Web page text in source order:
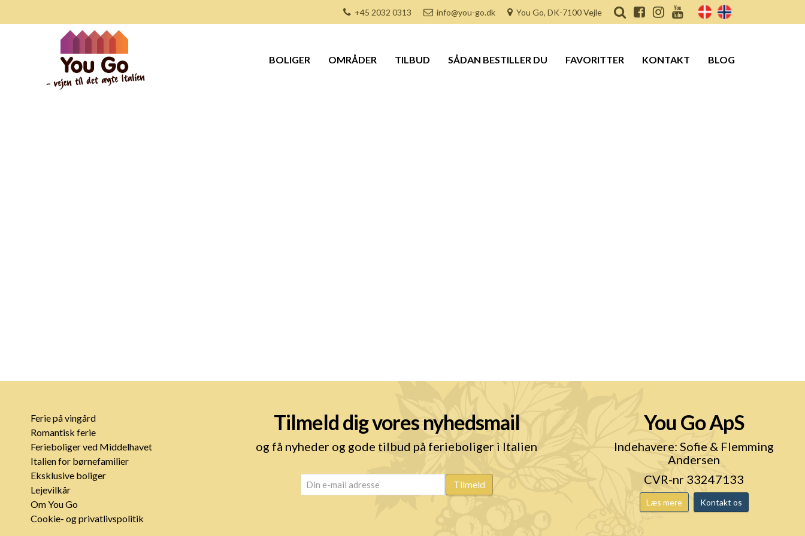
+45 2032 0313 info@you-go.dk You Go, DK-7100 Vejle
BOLIGER OMRÅDER TILBUD SÅDAN BESTILLER DU FAVORITTER KONTAKT BLOG
Ferie på vingård
Romantisk ferie
Ferieboliger ved Middelhavet
Italien for børnefamilier
Eksklusive boliger
Lejevilkår
Om You Go
Cookie- og privatlivspolitik
Tilmeld dig vores nyhedsmail
og få nyheder og gode tilbud på ferieboliger i Italien
email (Påkrævet) Tilmeld
You Go ApS
Indehavere: Sofie & Flemming
Andersen
CVR-nr 33247133
Læs mere Kontakt os